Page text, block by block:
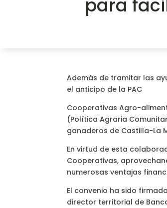
para
Además de tramitar las
el anticipo de la PAC
Cooperativas Agro-
(Política Agraria
ganaderos de Castilla-La
En virtud de esta
Cooperativas,
numerosas ventajas
El convenio ha sido
director territorial de